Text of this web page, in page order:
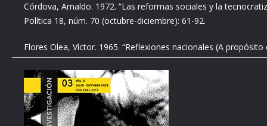
Córdova, Arnaldo. 1972. “Las reformas sociales y la
Política 18, núm. 70 (octubre-diciembre): 61-92.
Flores Olea, Víctor. 1965. “Reflexiones nacionales (A
Casanova).” Revista de Ciencias Políticas y Sociales 11, núm.
Flores Olea, Víctor. 1971. “Política y desarrollo.” En Los
Políticas y Sociales-UNAM.